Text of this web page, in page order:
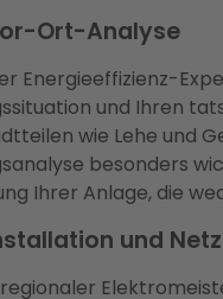
Ort-Analyse
Energieeffizienz-
und Ihren
wie Lehe und
besonders
Ihrer Anlage, die
und